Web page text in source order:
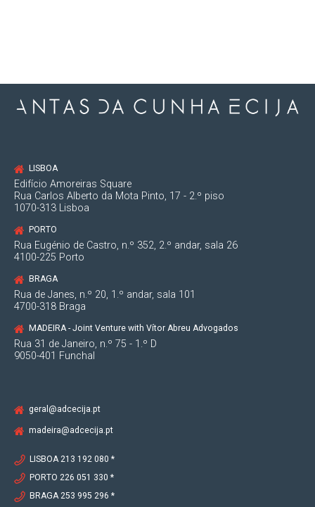
LISBOA
Edifício Amoreiras Square
Rua Carlos Alberto da Mota Pinto, 17 - 2.º piso
1070-313 Lisboa
PORTO
Rua Eugénio de Castro, n.º 352, 2.º andar, sala 26
4100-225 Porto
BRAGA
Rua de Janes, n.º 20, 1.º andar, sala 101
4700-318 Braga
MADEIRA - Joint Venture with Vítor Abreu Advogados
Rua 31 de Janeiro, n.º 75 - 1.º D
9050-401 Funchal
geral@adcecija.pt
madeira@adcecija.pt
LISBOA 213 192 080 *
PORTO 226 051 330 *
BRAGA 253 995 296 *